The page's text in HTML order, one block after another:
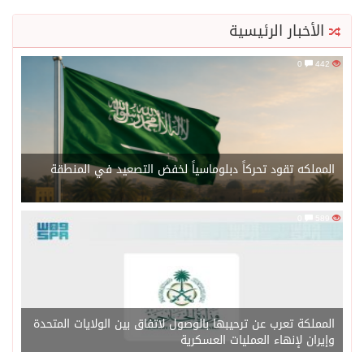
الأخبار الرئيسية
المملكه تقود تحركاً دبلوماسياً لخفض التصعيد في المنطقة
589
المملكة تعرب عن ترحيبها بالوصول لاتفاق بين الولايات المتحدة
وإيران لإنهاء العمليات العسكرية